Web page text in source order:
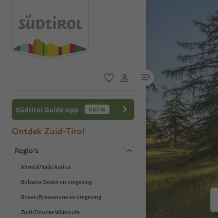
gebruikerslink
menulink
Südtirol Guide App NIEUW
Ontdek Zuid-Tirol
Regio's
Ahrntal/Valle Aurina
Bolzano/Bozen en omgeving
Brixen/Bressanone en omgeving
Zuid-Tiroolse Wijnroute